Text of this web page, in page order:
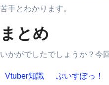
苦手とわかります。
まとめ
いかがでしたでしょうか？今
Vtuber知識 ぶいすぽっ！